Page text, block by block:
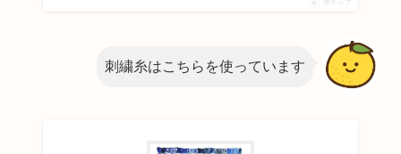
ポチップ
刺繍糸はこちらを使っています